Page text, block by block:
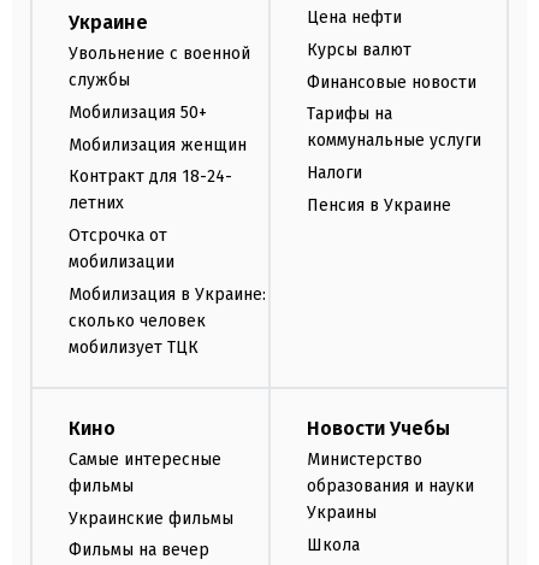
Украине
Увольнение с военной
службы
Мобилизация 50+
Мобилизация женщин
Контракт для 18-24-
летних
Отсрочка от
мобилизации
Мобилизация в Украине:
сколько человек
мобилизует ТЦК
Цена нефти
Курсы валют
Финансовые новости
Тарифы на
коммунальные услуги
Налоги
Пенсия в Украине
Кино
Самые интересные
фильмы
Украинские фильмы
Фильмы на вечер
Новости Учебы
Министерство
образования и науки
Украины
Школа